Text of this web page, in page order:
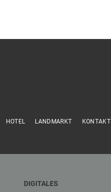
HOTEL LANDMARKT KONTAKT
DIGITALES